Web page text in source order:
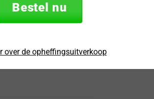
“Snel en
Bestel nu
over de opheffingsuitverkoop